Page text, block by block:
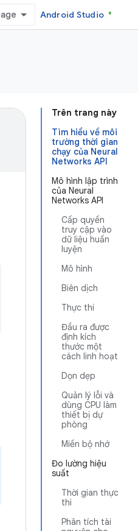
Android Studio
Trên trang này
Tìm hiểu về môi
trường thời gian
chạy của Neural
Networks API
Mô hình lập trình
của Neural
Networks API
Cấp quyền
truy cập vào
dữ liệu huấn
luyện
Mô hình
Biên dịch
Thực thi
Đầu ra được
định kích
thước một
cách linh hoạt
Dọn dẹp
Quản lý lỗi và
dùng CPU làm
thiết bị dự
phòng
Miền bộ nhớ
Đo lường hiệu
suất
Thời gian thực
thi
Phân tích tài